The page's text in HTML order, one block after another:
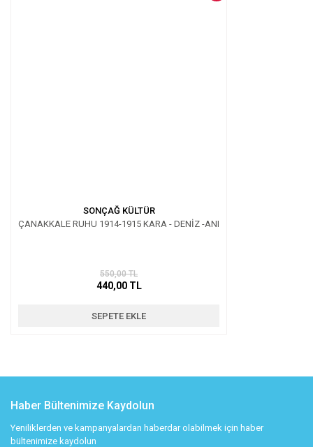
SONÇAĞ KÜLTÜR
ÇANAKKALE RUHU 1914-1915 KARA - DENİZ -ANI
550,00 TL
440,00 TL
SEPETE EKLE
Haber Bültenimize Kaydolun
Yeniliklerden ve kampanyalardan haberdar olabilmek için haber
bültenimize kaydolun